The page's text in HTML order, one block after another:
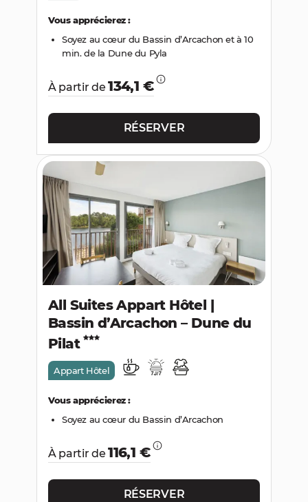
Vous apprécierez :
Soyez au cœur du Bassin d’Arcachon et à 10
min. de la Dune du Pyla
À partir de134,1 €
RÉSERVER
All Suites Appart Hôtel |
Bassin d’Arcachon – Dune du
Pilat
Appart Hôtel
Vous apprécierez :
Soyez au cœur du Bassin d’Arcachon
À partir de116,1 €
RÉSERVER